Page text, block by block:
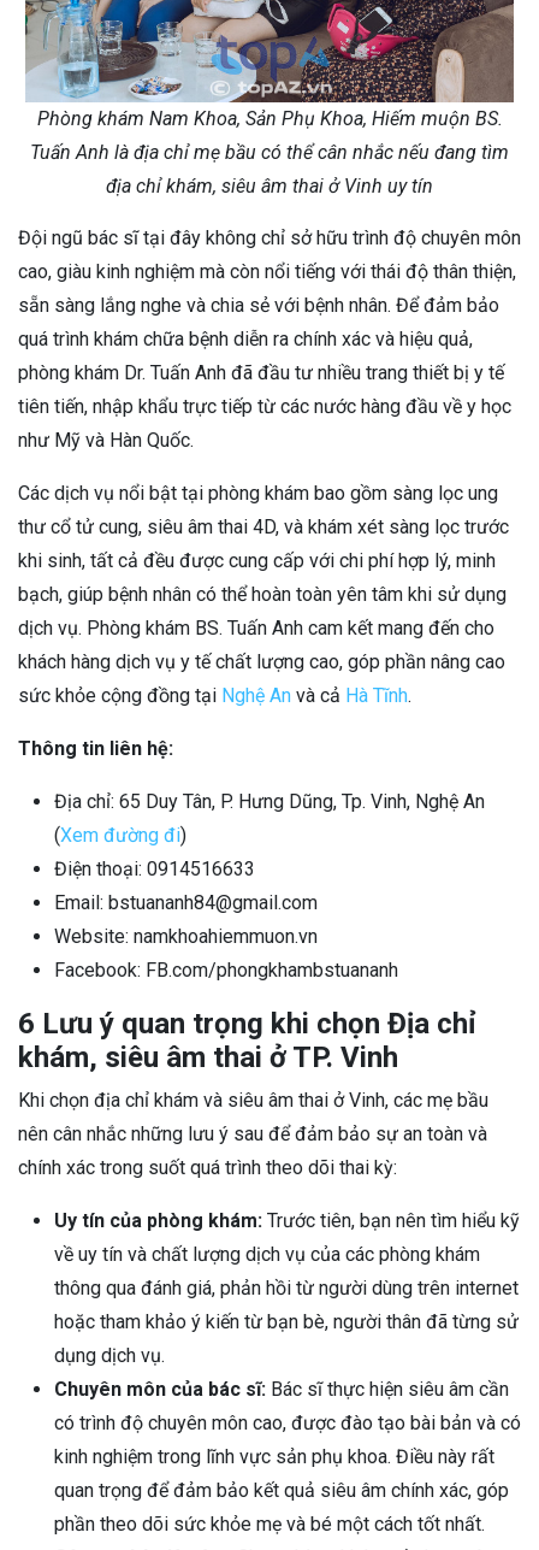
Phòng khám Nam Khoa, Sản Phụ Khoa, Hiếm muộn BS.
Tuấn Anh là địa chỉ mẹ bầu có thể cân nhắc nếu đang tìm
địa chỉ khám, siêu âm thai ở Vinh uy tín
Đội ngũ bác sĩ tại đây không chỉ sở hữu trình độ chuyên môn
cao, giàu kinh nghiệm mà còn nổi tiếng với thái độ thân thiện,
sẵn sàng lắng nghe và chia sẻ với bệnh nhân. Để đảm bảo
quá trình khám chữa bệnh diễn ra chính xác và hiệu quả,
phòng khám Dr. Tuấn Anh đã đầu tư nhiều trang thiết bị y tế
tiên tiến, nhập khẩu trực tiếp từ các nước hàng đầu về y học
như Mỹ và Hàn Quốc.
Các dịch vụ nổi bật tại phòng khám bao gồm sàng lọc ung
thư cổ tử cung, siêu âm thai 4D, và khám xét sàng lọc trước
khi sinh, tất cả đều được cung cấp với chi phí hợp lý, minh
bạch, giúp bệnh nhân có thể hoàn toàn yên tâm khi sử dụng
dịch vụ. Phòng khám BS. Tuấn Anh cam kết mang đến cho
khách hàng dịch vụ y tế chất lượng cao, góp phần nâng cao
sức khỏe cộng đồng tại Nghệ An và cả Hà Tĩnh.
Thông tin liên hệ:
Địa chỉ: 65 Duy Tân, P. Hưng Dũng, Tp. Vinh, Nghệ An
(Xem đường đi)
Điện thoại: 0914516633
Email: bstuananh84@gmail.com
Website: namkhoahiemmuon.vn
Facebook: FB.com/phongkhambstuananh
6 Lưu ý quan trọng khi chọn Địa chỉ
khám, siêu âm thai ở TP. Vinh
Khi chọn địa chỉ khám và siêu âm thai ở Vinh, các mẹ bầu
nên cân nhắc những lưu ý sau để đảm bảo sự an toàn và
chính xác trong suốt quá trình theo dõi thai kỳ:
Uy tín của phòng khám: Trước tiên, bạn nên tìm hiểu kỹ
về uy tín và chất lượng dịch vụ của các phòng khám
thông qua đánh giá, phản hồi từ người dùng trên internet
hoặc tham khảo ý kiến từ bạn bè, người thân đã từng sử
dụng dịch vụ.
Chuyên môn của bác sĩ: Bác sĩ thực hiện siêu âm cần
có trình độ chuyên môn cao, được đào tạo bài bản và có
kinh nghiệm trong lĩnh vực sản phụ khoa. Điều này rất
quan trọng để đảm bảo kết quả siêu âm chính xác, góp
phần theo dõi sức khỏe mẹ và bé một cách tốt nhất.